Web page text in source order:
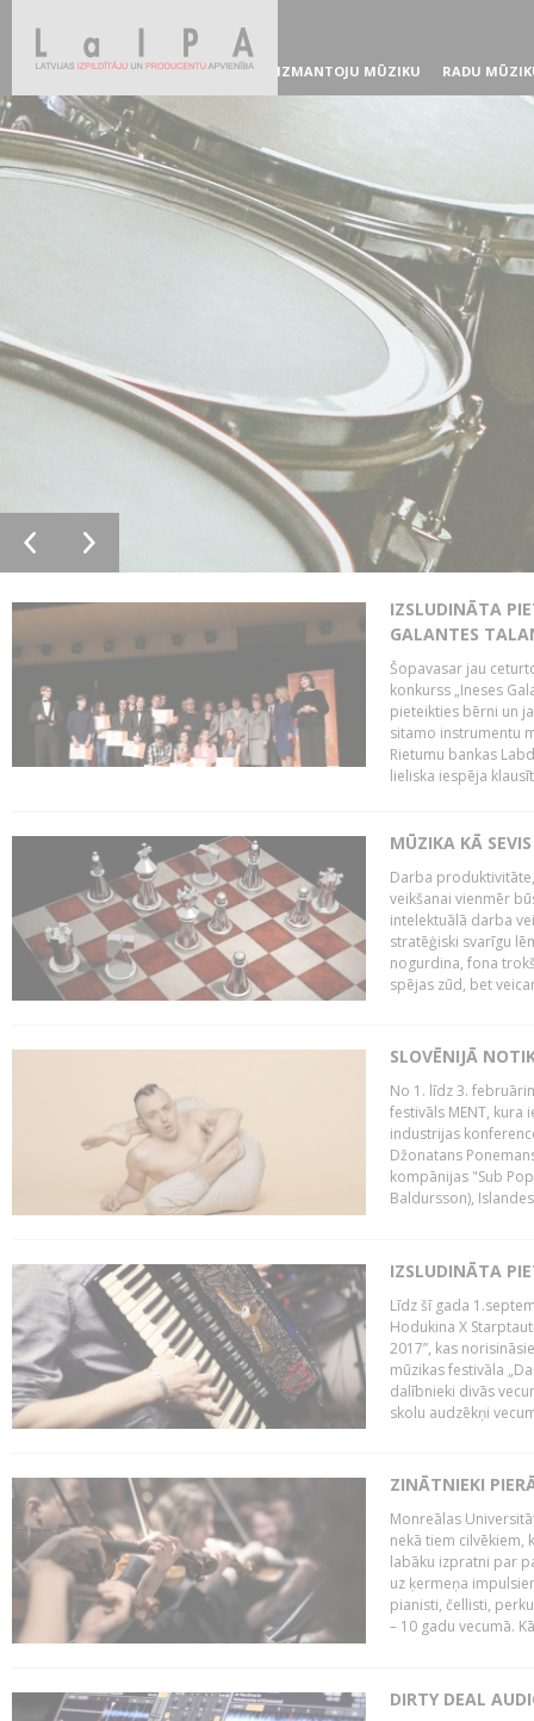
IZMANTOJU MŪZIKU RADU
IZSLUDINĀTA
GALANTES
Šopavasar jau
konkurss „Ineses
pieteikties bērni un
sitamo instrumentu
Rietumu bankas
lieliska iespēja
MŪZIKA KĀ
Darba
veikšanai vienmēr
intelektuālā darba
stratēģiski svarīgu
nogurdina, fona
spējas zūd, bet
SLOVĒNIJĀ
No 1. līdz 3.
festivāls MENT, kura
industrijas
Džonatans
kompānijas "Sub
Baldursson),
IZSLUDINĀTA
Līdz šī gada
Hodukina X
2017”, kas
mūzikas festivāla
dalībnieki divās
skolu audzēkņi
ZINĀTNIEKI
Monreālas
nekā tiem cilvēkiem,
labāku izpratni par
uz ķermeņa
pianisti, čellisti,
– 10 gadu vecumā.
DIRTY DEAL